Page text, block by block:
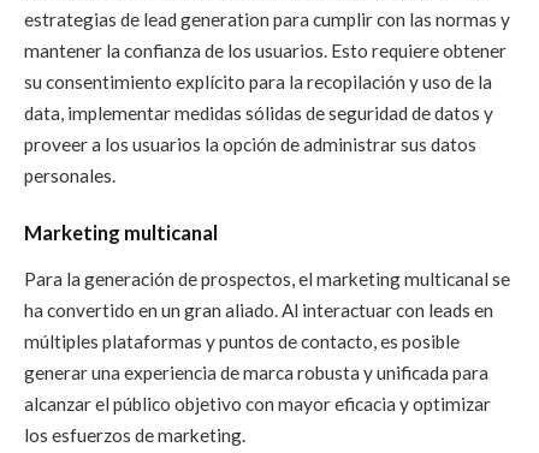
estrategias de lead generation para cumplir con las normas y
mantener la confianza de los usuarios. Esto requiere obtener
su consentimiento explícito para la recopilación y uso de la
data, implementar medidas sólidas de seguridad de datos y
proveer a los usuarios la opción de administrar sus datos
personales.
Marketing multicanal
Para la generación de prospectos, el marketing multicanal se
ha convertido en un gran aliado. Al interactuar con leads en
múltiples plataformas y puntos de contacto, es posible
generar una experiencia de marca robusta y unificada para
alcanzar el público objetivo con mayor eficacia y optimizar
los esfuerzos de marketing.